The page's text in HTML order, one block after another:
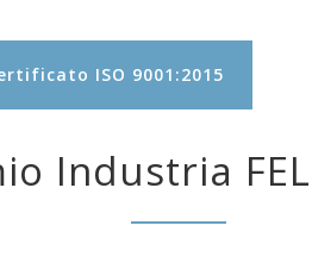
ISO 9001:2015
Industria